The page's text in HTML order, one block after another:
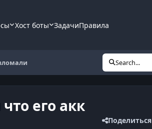
Хост боты ЗадачиПравила
Search...
его акк
Поделиться